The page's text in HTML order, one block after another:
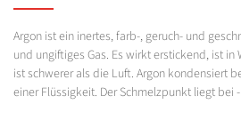
Argon ist ein inertes, farb-, geruch- und
und ungiftiges Gas. Es wirkt erstickend, ist in
ist schwerer als die Luft. Argon kondensiert
einer Flüssigkeit. Der Schmelzpunkt liegt bei -